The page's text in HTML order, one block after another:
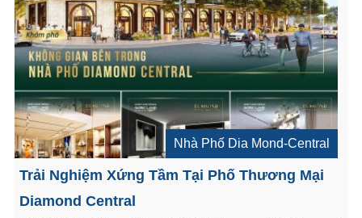
Nhà Phố Dia Mond-Central
Trải Nghiệm Xứng Tầm Tại Phố Thương Mại
Diamond Central